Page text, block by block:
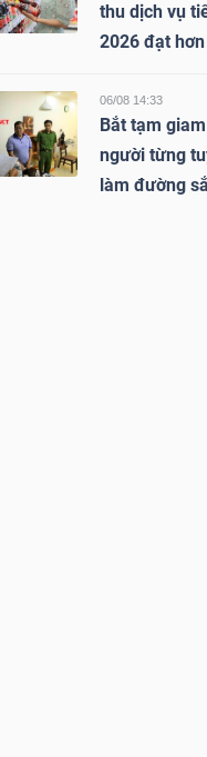
thu dịch vụ
2026 đạt
06/08 14:33
Bắt tạm
người từng
làm đường